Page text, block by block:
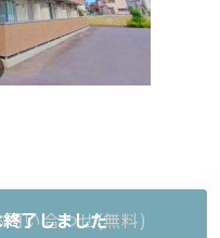
い合わせ(無料)
了しました